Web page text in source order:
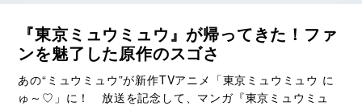
『東京ミュウミュウ』が帰ってきた！ファ
ンを魅了した原作のスゴさ
あの“ミュウミュウ”が新作TVアニメ「東京ミュウミュウ に
ゅ～♡」に！ 放送を記念して、マンガ『東京ミュウミュ